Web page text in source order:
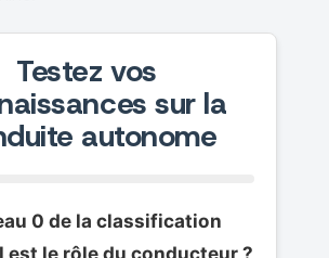
Testez vos
sur la
autonome
0 de la classification
est le rôle du conducteur ?